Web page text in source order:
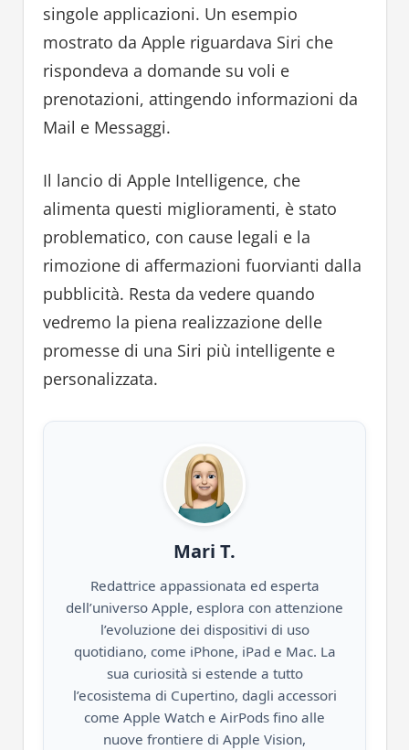
singole applicazioni. Un esempio
mostrato da Apple riguardava Siri che
rispondeva a domande su voli e
prenotazioni, attingendo informazioni da
Mail e Messaggi.
Il lancio di Apple Intelligence, che
alimenta questi miglioramenti, è stato
problematico, con cause legali e la
rimozione di affermazioni fuorvianti dalla
pubblicità. Resta da vedere quando
vedremo la piena realizzazione delle
promesse di una Siri più intelligente e
personalizzata.
Mari T.
Redattrice appassionata ed esperta
dell’universo Apple, esplora con attenzione
l’evoluzione dei dispositivi di uso
quotidiano, come iPhone, iPad e Mac. La
sua curiosità si estende a tutto
l’ecosistema di Cupertino, dagli accessori
come Apple Watch e AirPods fino alle
nuove frontiere di Apple Vision,